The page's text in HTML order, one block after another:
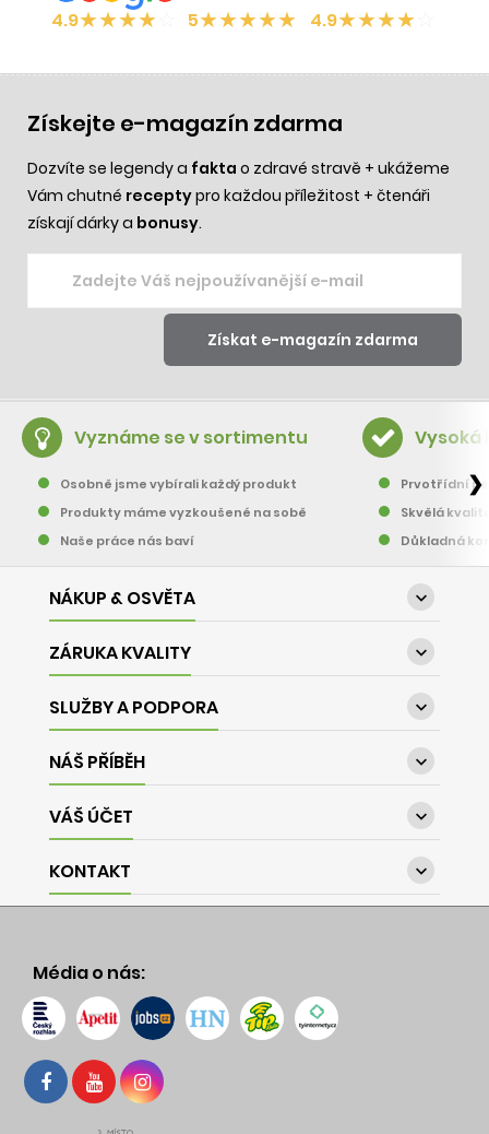
4.9★★★★ 5★★★★★ 4.9★★★★
Získejte e-magazín zdarma
Dozvíte se legendy a fakta o zdravé stravě + ukážeme
Vám chutné receptypro každou příležitost + čtenáři
získají dárky a bonusy.
Vyznáme se v sortimentu
Osobně jsme vybírali každý produkt
Produkty máme vyzkoušené na sobě
Naše práce nás baví
Vysoká
Prvotřídní
Skvělá
Důkladná
❯
NÁKUP & OSVĚTA 
ZÁRUKA KVALITY 
SLUŽBY A PODPORA 
NÁŠ PŘÍBĚH 
VÁŠ ÚČET 
KONTAKT 
Média o nás: